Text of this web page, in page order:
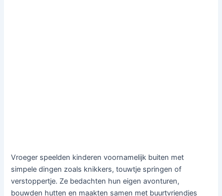
Vroeger speelden kinderen voornamelijk buiten met
simpele dingen zoals knikkers, touwtje springen of
verstoppertje. Ze bedachten hun eigen avonturen,
bouwden hutten en maakten samen met buurtvriendjes